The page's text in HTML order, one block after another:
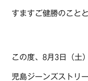
すますご健勝のこと
この度、8月3日（土
児島ジーンズストリ